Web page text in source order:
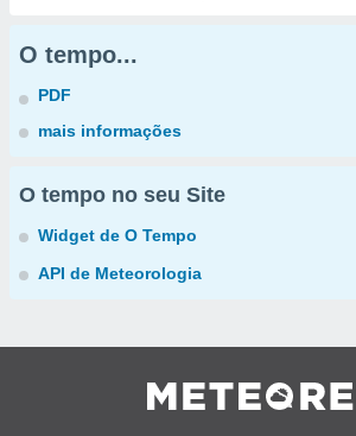
O tempo...
PDF
mais informações
O tempo no seu Site
Widget de O Tempo
API de Meteorologia